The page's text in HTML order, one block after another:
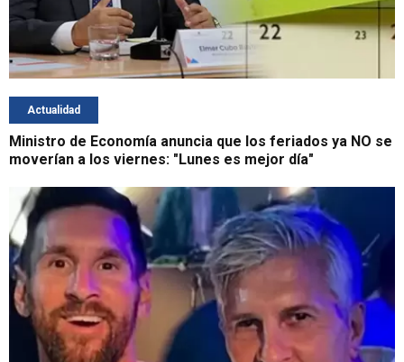
Actualidad
Ministro de Economía anuncia que los feriados ya NO se
moverían a los viernes: "Lunes es mejor día"